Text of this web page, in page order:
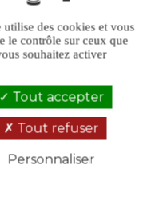
DE PORT
DÈS 199€ D’ACHAT
utilise des cookies et vous
le contrôle sur ceux que
souhaitez activer
Tout accepter
Tout refuser
Personnaliser